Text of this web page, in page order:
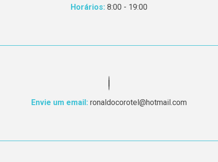
Horários: 8:00 - 19:00
Envie um email: ronaldocorotel@hotmail.com